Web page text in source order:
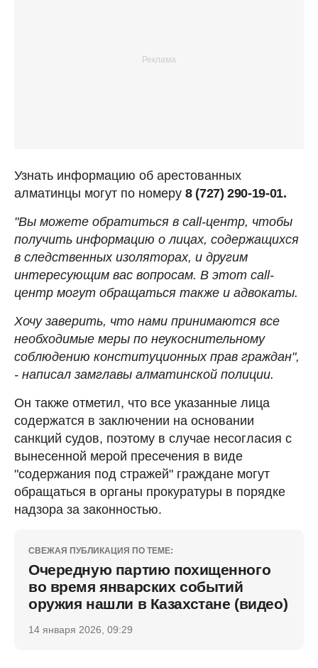
Узнать информацию об арестованных
алматинцы могут по номеру 8 (727) 290-19-01.
"Вы можете обратиться в call-центр, чтобы
получить информацию о лицах, содержащихся
в следственных изоляторах, и другим
интересующим вас вопросам. В этот call-
центр могут обращаться также и адвокаты.
Хочу заверить, что нами принимаются все
необходимые меры по неукоснительному
соблюдению конституционных прав граждан",
- написал замглавы алматинской полиции.
Он также отметил, что все указанные лица
содержатся в заключении на основании
санкций судов, поэтому в случае несогласия с
вынесенной мерой пресечения в виде
"содержания под стражей" граждане могут
обращаться в органы прокуратуры в порядке
надзора за законностью.
СВЕЖАЯ ПУБЛИКАЦИЯ ПО ТЕМЕ:
Очередную партию похищенного
во время январских событий
оружия нашли в Казахстане (видео)
14 января 2026, 09:29